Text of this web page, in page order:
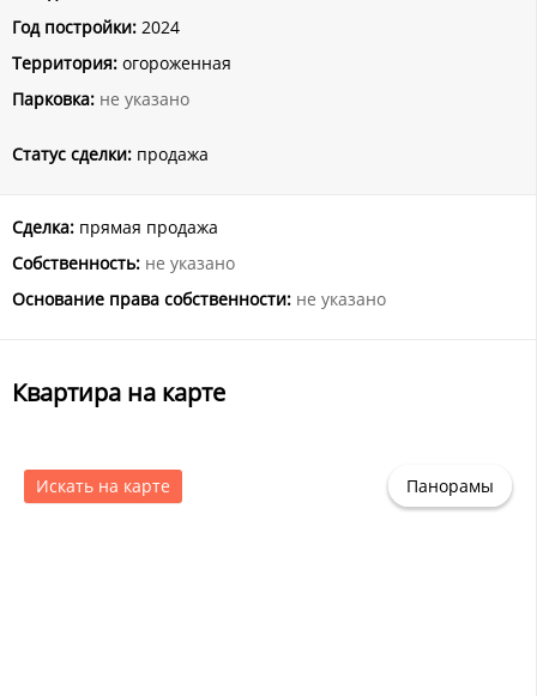
Год постройки: 2024
Территория: огороженная
Парковка: не указано
Статус сделки: продажа
Сделка: прямая продажа
Собственность: не указано
Основание права собственности: не указано
Квартира на карте
Искать на карте Панорамы